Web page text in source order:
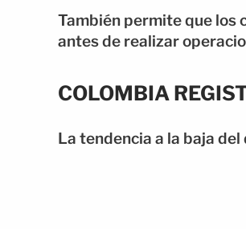
También permite que los
antes de realizar
COLOMBIA
La tendencia a la baja